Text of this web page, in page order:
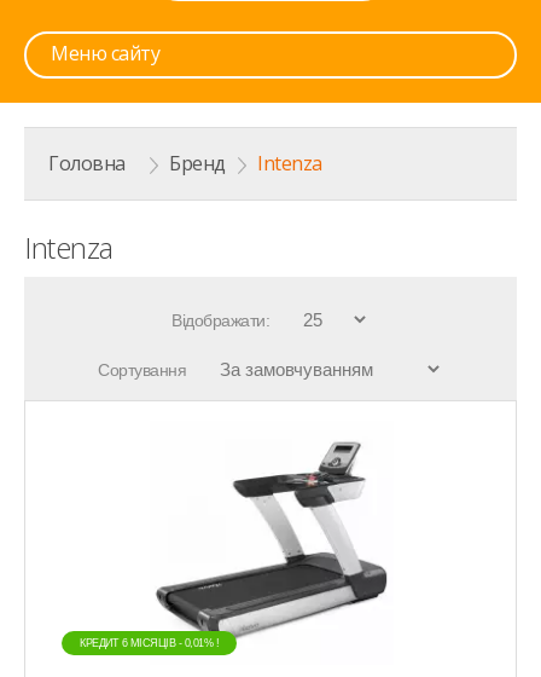
Меню сайту
Головна > Бренд > Intenza
Intenza
Відображати:
Сортування
КРЕДИТ 6 МIСЯЦIВ - 0,01% !